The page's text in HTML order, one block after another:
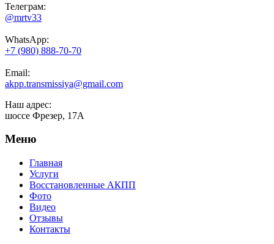
Телеграм:
@mrtv33
WhatsApp:
+7 (980) 888-70-70
Email:
akpp.transmissiya@gmail.com
Наш адрес:
шоссе Фрезер, 17А
Меню
Главная
Услуги
Восстановленные АКПП
Фото
Видео
Отзывы
Контакты